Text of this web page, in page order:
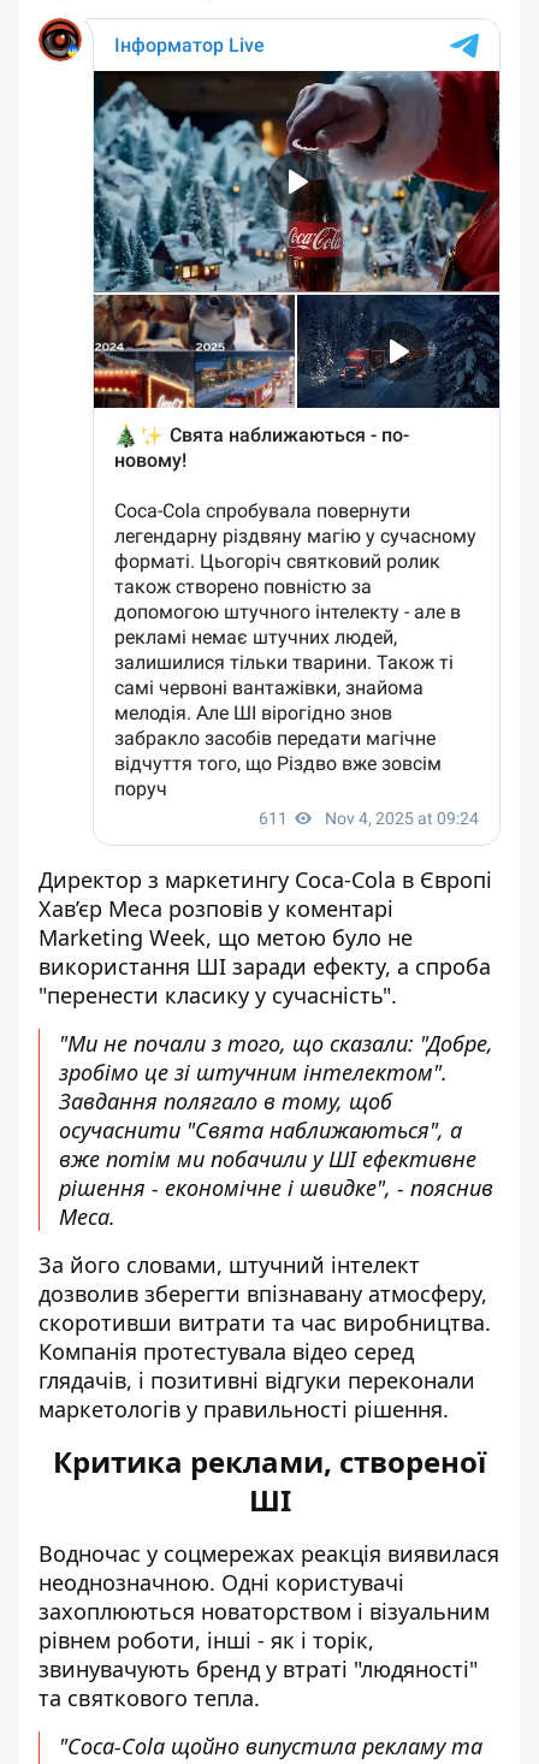
Директор з маркетингу Coca-Cola в Європі
Хав’єр Меса розповів у коментарі
Marketing Week, що метою було не
використання ШІ заради ефекту, а спроба
"перенести класику у сучасність".
"Ми не почали з того, що сказали: "Добре,
зробімо це зі штучним інтелектом".
Завдання полягало в тому, щоб
осучаснити "Свята наближаються", а
вже потім ми побачили у ШІ ефективне
рішення - економічне і швидке", - пояснив
Меса.
За його словами, штучний інтелект
дозволив зберегти впізнавану атмосферу,
скоротивши витрати та час виробництва.
Компанія протестувала відео серед
глядачів, і позитивні відгуки переконали
маркетологів у правильності рішення.
Критика реклами, створеної
ШІ
Водночас у соцмережах реакція виявилася
неоднозначною. Одні користувачі
захоплюються новаторством і візуальним
рівнем роботи, інші - як і торік,
звинувачують бренд у втраті "людяності"
та святкового тепла.
"Coca-Cola щойно випустила рекламу та